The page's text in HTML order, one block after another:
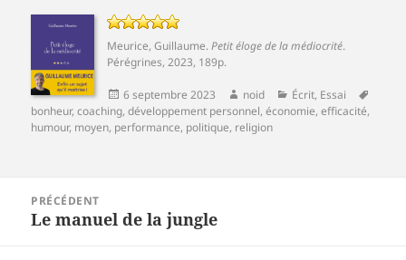
Meurice, Guillaume.Petit éloge de la médiocrité.
Pérégrines, 2023, 189p.
Publié
le
6 septembre 2023 Auteur
noid Catégories
Écrit, Essai
bonheur,coaching,développement personnel,économie,efficacité,
humour, moyen, performance, politique, religion
l’article
PRÉCÉDENT
Article
Le manuel de la jungle